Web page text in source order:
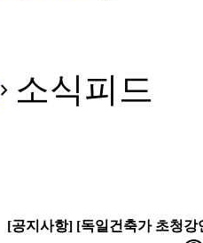
navigate_next 소식피드
[공지사항] [독일건축가 초청강